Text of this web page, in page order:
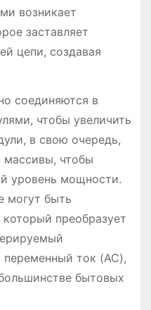
возникает
заставляет
цепи, создавая
соединяются в
чтобы увеличить
в свою очередь,
массивы, чтобы
уровень мощности.
могут быть
преобразует
ток (AC),
бытовых